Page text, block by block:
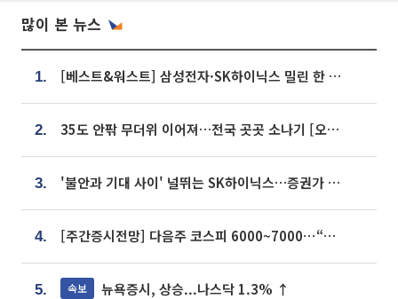
많이 본 뉴스
1. [베스트&워스트] 삼성전자·SK하이닉스 밀린 한 주…상상인증권은 85% 급등
2. 35도 안팎 무더위 이어져…전국 곳곳 소나기 [오늘 날씨]
3. '불안과 기대 사이' 널뛰는 SK하이닉스…증권가 "HBM4·LTA 기반 펀터멘털 견고"
4. [주간증시전망] 다음주 코스피 6000~7000⋯“外人 수급은 정책이 변수”
5. 속보 뉴욕증시, 상승...나스닥 1.3% ↑